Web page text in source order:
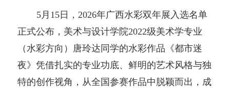
5月15日，2026年广西水彩双年展入选名单
正式公布，美术与设计学院2022级美术学专业
（水彩方向）唐玲达同学的水彩作品《都市迷
夜》凭借扎实的专业功底、鲜明的艺术风格与独
特的创作视角，从全国参赛作品中脱颖而出，成